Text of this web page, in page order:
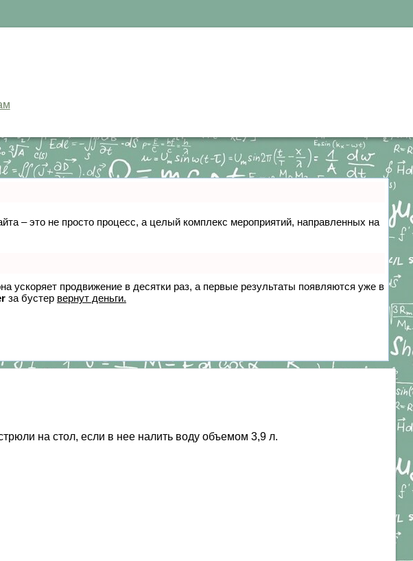
– это не просто процесс, а целый комплекс мероприятий, направленных на
ускоряет продвижение в десятки раз, а первые результаты появляются уже в
за бустер вернут деньги.
на стол, если в нее налить воду объемом 3,9 л.